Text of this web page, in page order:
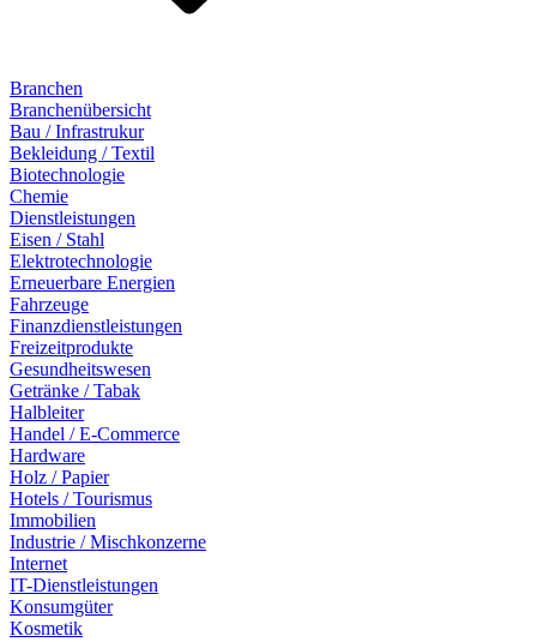
Branchen
Branchenübersicht
Bau / Infrastrukur
Bekleidung / Textil
Biotechnologie
Chemie
Dienstleistungen
Eisen / Stahl
Elektrotechnologie
Erneuerbare Energien
Fahrzeuge
Finanzdienstleistungen
Freizeitprodukte
Gesundheitswesen
Getränke / Tabak
Halbleiter
Handel / E-Commerce
Hardware
Holz / Papier
Hotels / Tourismus
Immobilien
Industrie / Mischkonzerne
Internet
IT-Dienstleistungen
Konsumgüter
Kosmetik